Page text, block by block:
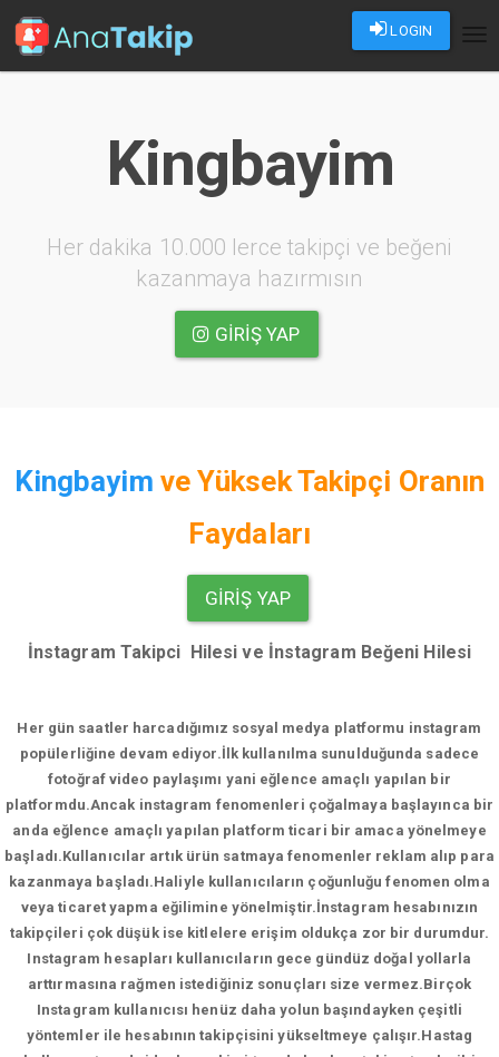
LOGIN
Kingbayim
Her dakika 10.000 lerce takipçi ve beğeni
kazanmaya hazırmısın
GIRIŞ YAP
Kingbayim veYüksek Takipçi Oranın
Faydaları
GIRIŞ YAP
İnstagram Takipci Hilesi ve İnstagram Beğeni Hilesi
Her gün saatler harcadığımız sosyal medya platformu instagram
popülerliğine devam ediyor.İlk kullanılma sunulduğunda sadece
fotoğraf video paylaşımı yani eğlence amaçlı yapılan bir
platformdu.Ancak instagram fenomenleri çoğalmaya başlayınca bir
anda eğlence amaçlı yapılan platform ticari bir amaca yönelmeye
başladı.Kullanıcılar artık ürün satmaya fenomenler reklam alıp para
kazanmaya başladı.Haliyle kullanıcıların çoğunluğu fenomen olma
veya ticaret yapma eğilimine yönelmiştir.İnstagram hesabınızın
takipçileri çok düşük ise kitlelere erişim oldukça zor bir durumdur.
Instagram hesapları kullanıcıların gece gündüz doğal yollarla
arttırmasına rağmen istediğiniz sonuçları size vermez.Birçok
Instagram kullanıcısı henüz daha yolun başındayken çeşitli
yöntemler ile hesabının takipçisini yükseltmeye çalışır.Hastag